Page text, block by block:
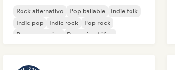
Rock alternativo Pop bailable
Indie folk
Indie pop
Indie rock
Pop rock
Pop progresivo
Pop psicodélico